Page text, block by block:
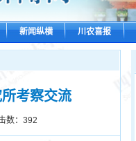
新闻纵横 川农喜报
考察交流
： 392